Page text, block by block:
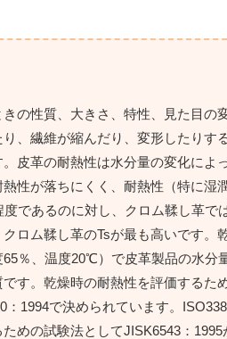
の性質、大きさ、特性、見た目
、繊維が縮んだり、変形したり
皮革の耐熱性は水分量の変化に
性が落ちにくく、耐熱性（特に
であるのに対し、クロム鞣し革
ロム鞣し革のTsが最も高いです
％、温度20℃）で皮革製品の水分
す。乾燥時の耐熱性を評価する
：1994で決められています。
めの試験法としてJISK6543：